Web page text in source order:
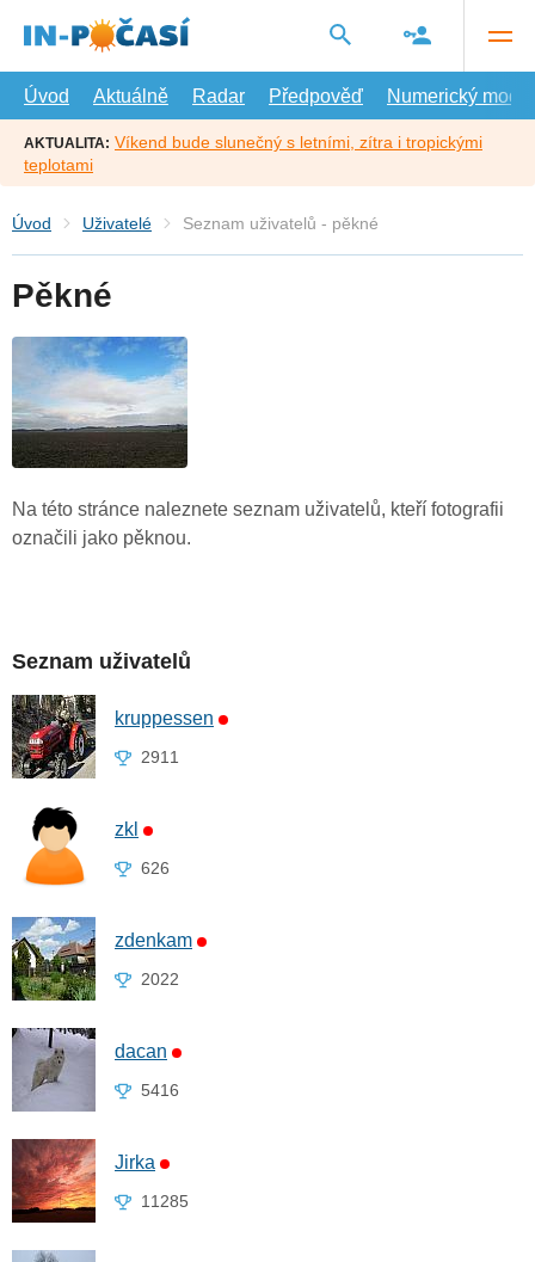
hlavní
Úvod
Aktuálně Radar Předpověď Numerický model
AKTUALITA: Víkend bude slunečný s letními, zítra i tropickými
teplotami
Úvod Uživatelé Seznam uživatelů - pěkné
Pěkné
Na této stránce naleznete seznam uživatelů, kteří fotografii
označili jako pěknou.
Seznam uživatelů
kruppessen
2911
zkl
626
zdenkam
2022
dacan
5416
Jirka
11285